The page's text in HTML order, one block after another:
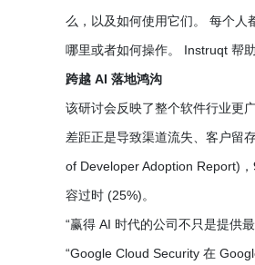
么，以及如何使用它们。 每个人
哪里或者如何操作。 Instruqt 帮
跨越 AI 落地鸿沟
该研讨会反映了整个软件行业更
差距正是导致渠道流失、客户留
of Developer Adoption Report)
容过时 (25%)。
“赢得 AI 时代的公司不只是提供
“Google Cloud Security 在